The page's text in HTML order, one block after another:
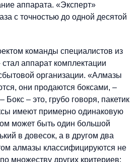
аппарата. «Эксперт»
с точностью до одной десятой
команды специалистов из
аппарат комплектации
организации. «Алмазы
они продаются боксами, –
Бокс – это, грубо говоря, пакетик
имеют примерно одинаковую
может быть один большой
в довесок, а в другом два
алмазы классифицируются не
множеству других критериев: